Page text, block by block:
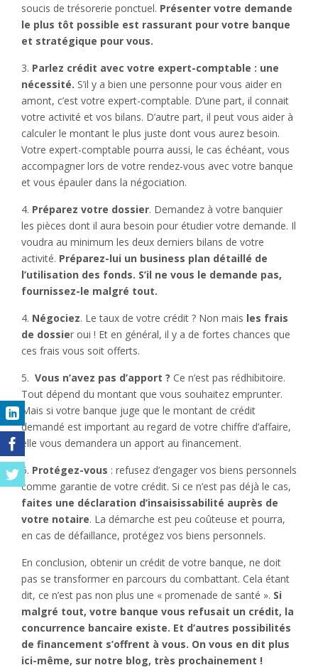
soucis de trésorerie ponctuel. Présenter votre demande
le plus tôt possible est rassurant pour votre banque
et stratégique pour vous.
3. Parlez crédit avec votre expert-comptable : une
nécessité. S’il y a bien une personne pour vous aider en
amont, c’est votre expert-comptable. D’une part, il connait
votre activité et vos bilans. D’autre part, il peut vous aider à
calculer le montant le plus juste dont vous aurez besoin.
Votre expert-comptable pourra aussi, le cas échéant, vous
accompagner lors de votre rendez-vous avec votre banque
et vous épauler dans la négociation.
4. Préparez votre dossier. Demandez à votre banquier
les pièces dont il aura besoin pour étudier votre demande. Il
voudra au minimum les deux derniers bilans de votre
activité. Préparez-lui un business plan détaillé de
l’utilisation des fonds. S’il ne vous le demande pas,
fournissez-le malgré tout.
4. Négociez. Le taux de votre crédit ? Non mais les frais
de dossier oui ! Et en général, il y a de fortes chances que
ces frais vous soit offerts.
5. Vous n’avez pas d’apport ? Ce n’est pas rédhibitoire.
Tout dépend du montant que vous souhaitez emprunter.
Mais si votre banque juge que le montant de crédit
demandé est important au regard de votre chiffre d’affaire,
elle vous demandera un apport au financement.
6. Protégez-vous : refusez d’engager vos biens personnels
comme garantie de votre crédit. Si ce n’est pas déjà le cas,
faites une déclaration d’insaisissabilité auprès de
votre notaire. La démarche est peu coûteuse et pourra,
en cas de défaillance, protégez vos biens personnels.
En conclusion, obtenir un crédit de votre banque, ne doit
pas se transformer en parcours du combattant. Cela étant
dit, ce n’est pas non plus une « promenade de santé ». Si
malgré tout, votre banque vous refusait un crédit, la
concurrence bancaire existe. Et d’autres possibilités
de financement s’offrent à vous. On vous en dit plus
ici-même, sur notre blog, très prochainement !